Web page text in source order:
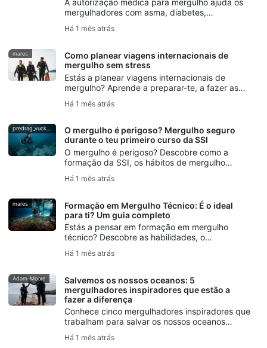
A autorização médica para mergulho ajuda os
mergulhadores com asma, diabetes,
hipertensão ou outras condições pré-existentes
a planear mergulhos mais seguros.
Há 1 mês atrás
mares
Como planear viagens internacionais de
mergulho sem stress
Estás a planear viagens internacionais de
mergulho? Aprende a preparar-te, a fazer as
logística e a evitar erros comuns para uma
Há 1 mês atrás
predrag_vuckovic
O mergulho é perigoso? Mergulho seguro
durante o teu primeiro curso da SSI
O mergulho é perigoso? Descobre como a
formação da SSI, os hábitos de mergulho
cobertura do DiveAssure ajudam os novos
Há 1 mês atrás
mares
Formação em Mergulho Técnico: É o ideal
para ti? Um guia completo
Estás a pensar em formação em mergulho
técnico? Descobre as habilidades, o
segurança de que precisas, além de como a
os primeiros passos.
Há 1 mês atrás
Adam-Moore
Salvemos os nossos oceanos: 5
mergulhadores inspiradores que estão a
fazer a diferença
Conhece cinco mergulhadores inspiradores que
trabalham para salvar os nossos oceanos
através da narrativa, da conservação marinha,
do mergulho livre, da proteção dos oceanos e
Há 1 mês atrás